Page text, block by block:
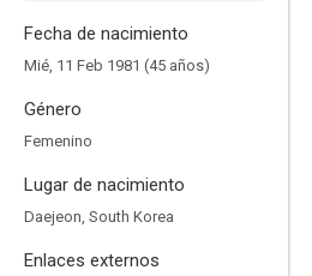
Fecha de nacimiento
Mié, 11 Feb 1981 (45 años)
Género
Femenino
Lugar de nacimiento
Daejeon, South Korea
Enlaces externos